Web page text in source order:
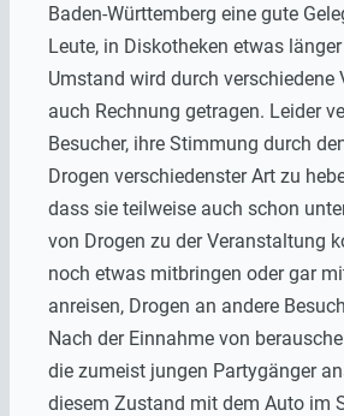
Baden-Württemberg eine gute
Leute, in Diskotheken etwas
Umstand wird durch verschiedene
auch Rechnung getragen. Leider
Besucher, ihre Stimmung durch
Drogen verschiedenster Art zu
dass sie teilweise auch schon
von Drogen zu der Veranstaltung
noch etwas mitbringen oder gar
anreisen, Drogen an andere
Nach der Einnahme von
die zumeist jungen Partygänger
diesem Zustand mit dem Auto im